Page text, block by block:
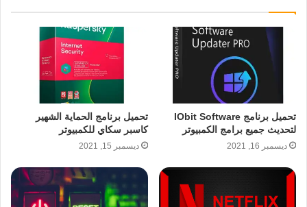
تحميل برنامج IObit Software
لتحديث جميع برامج الكمبيوتر
ديسمبر 16, 2021
تحميل برنامج الحماية الشهير
كاسبر سكاي للكمبيوتر
ديسمبر 15, 2021